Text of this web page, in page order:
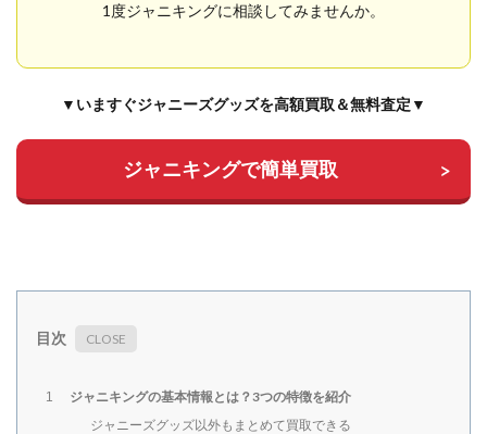
1度ジャニキングに相談してみませんか。
▼いますぐジャニーズグッズを高額買取＆無料査定▼
ジャニキングで簡単買取
目次
1
ジャニキングの基本情報とは？3つの特徴を紹介
ジャニーズグッズ以外もまとめて買取できる